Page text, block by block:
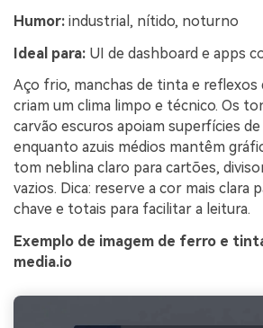
Humor: industrial, nítido, noturno
Ideal para: UI de dashboard e apps
Aço frio, manchas de tinta e reflexos
criam um clima limpo e técnico. Os
carvão escuros apoiam superfícies
enquanto azuis médios mantêm
tom neblina claro para cartões,
vazios. Dica: reserve a cor mais clara
chave e totais para facilitar a leitura.
Exemplo de imagem de ferro e
media.io